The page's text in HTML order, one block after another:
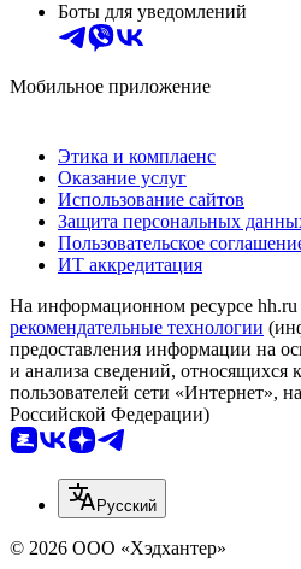
Боты для уведомлений
Мобильное приложение
Этика и комплаенс
Оказание услуг
Использование сайтов
Защита персональных
Пользовательское
ИТ аккредитация
На информационном ресурсе hh.ru
рекомендательные технологии
предоставления информации на
и анализа сведений, относящихся
пользователей сети «Интернет»,
Российской Федерации)
Русский
© 2026 ООО «Хэдхантер»